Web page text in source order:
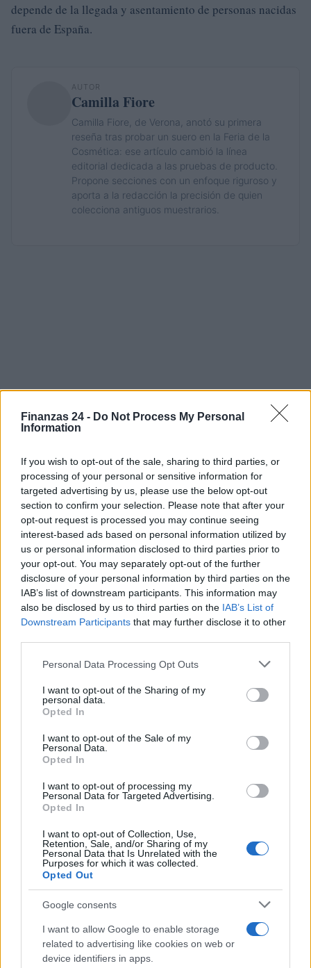
Finanzas 24 - Do Not Process My Personal
Information
If you wish to opt-out of the sale, sharing to third parties, or
processing of your personal or sensitive information for
targeted advertising by us, please use the below opt-out
section to confirm your selection. Please note that after your
opt-out request is processed you may continue seeing
interest-based ads based on personal information utilized by
us or personal information disclosed to third parties prior to
your opt-out. You may separately opt-out of the further
disclosure of your personal information by third parties on the
IAB’s list of downstream participants. This information may
also be disclosed by us to third parties on the IAB’s List of
Downstream Participants that may further disclose it to other
Please note that this website/app uses one or more Google
not limited to your visit or usage behaviour. You may click to
grant or deny consent to Google and its third-party tags to
use your data for below specified purposes in below Google
consent section.
Personal Data Processing Opt Outs
I want to opt-out of the Sharing of my
personal data.
Opted In
I want to opt-out of the Sale of my
Personal Data.
Opted In
I want to opt-out of processing my
Personal Data for Targeted Advertising.
Opted In
I want to opt-out of Collection, Use,
Retention, Sale, and/or Sharing of my
Personal Data that Is Unrelated with the
Purposes for which it was collected.
Opted Out
Google consents
I want to allow Google to enable storage
related to advertising like cookies on web or
device identifiers in apps.
depende de la llegada y asentamiento de personas nacidas
fuera de España.
AUTOR
Camilla Fiore
Camilla Fiore, de Verona, anotó su primera
reseña tras probar un suero en la Feria de la
Cosmética: ese artículo cambió la línea
editorial dedicada a las pruebas de producto.
Propone secciones con un enfoque riguroso y
aporta a la redacción la precisión de quien
colecciona antiguos muestrarios.
Sigue leyendo
NEWS
El Brent cae un 8.3% y arrastra a las materias primas
Lucía Herrera · 7 Ago 2026
NEWS